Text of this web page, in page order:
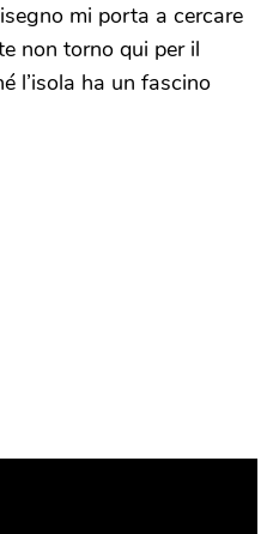
mi porta a cercare
non torno qui per il
l’isola ha un fascino